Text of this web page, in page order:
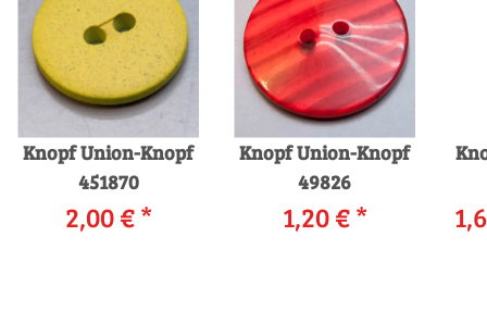
Knopf Union-Knopf
451870
2,00 €*
Knopf Union-Knopf
49826
1,20 €*